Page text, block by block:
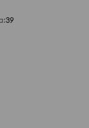
:39